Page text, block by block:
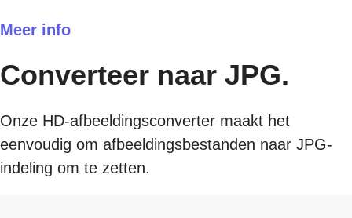
Meer info
Converteer naar JPG.
Onze HD-afbeeldingsconverter maakt het
eenvoudig om afbeeldingsbestanden naar JPG-
indeling om te zetten.